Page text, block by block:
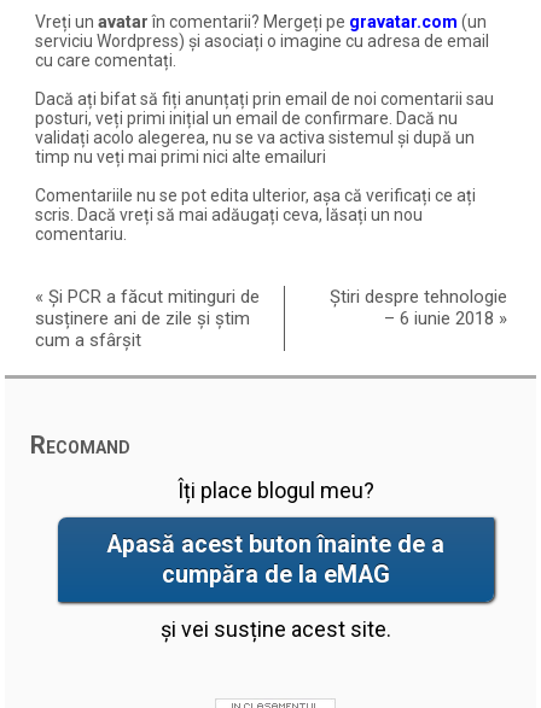
Vreți unavatarîn comentarii? Mergeți pe gravatar.com (un
serviciu Wordpress) și asociați o imagine cu adresa de email
cu care comentați.
Dacă ați bifat să fiți anunțați prin email de noi comentarii sau
posturi, veți primi inițial un email de confirmare. Dacă nu
validați acolo alegerea, nu se va activa sistemul și după un
timp nu veți mai primi nici alte emailuri
Comentariile nu se pot edita ulterior, așa că verificați ce ați
scris. Dacă vreți să mai adăugați ceva, lăsați un nou
comentariu.
«Și PCR a făcut mitinguri de
susținere ani de zile și știm
cum a sfârșit
Știri despre tehnologie
– 6 iunie 2018 »
Recomand
Îți place blogul meu?
Apasă acest buton înainte de a
cumpăra de la eMAG
și vei susține acest site.